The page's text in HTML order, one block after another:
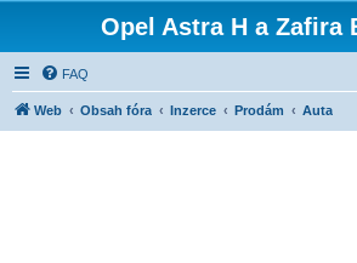
Opel Astra H a Zafira
FAQ
Web Obsah fóra Inzerce Prodám Auta